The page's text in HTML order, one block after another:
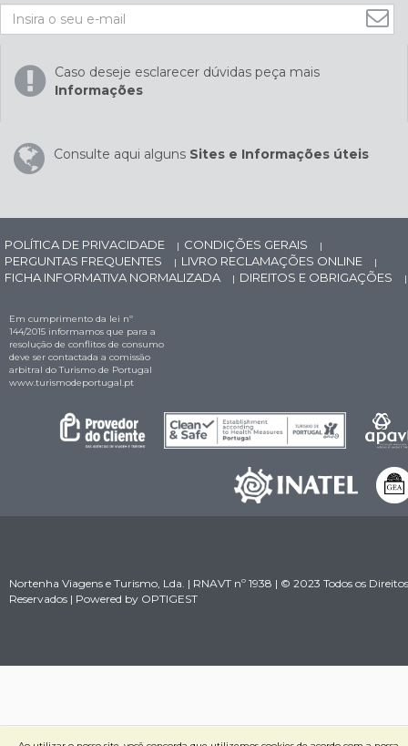
Caso deseje esclarecer dúvidas peça mais
Informações
Consulte aqui alguns Sites e Informações úteis
POLÍTICA DE PRIVACIDADE | CONDIÇÕES GERAIS |
PERGUNTAS FREQUENTES | LIVRO RECLAMAÇÕES ONLINE |
FICHA INFORMATIVA NORMALIZADA | DIREITOS E OBRIGAÇÕES |
Em cumprimento da lei nº
144/2015 informamos que para a
resolução de conflitos de consumo
deve ser contactada a comissão
arbitral do Turismo de Portugal
www.turismodeportugal.pt
Nortenha Viagens e Turismo, Lda. | RNAVT nº 1938 | © 2023 Todos os Direitos
Reservados | Powered by OPTIGEST